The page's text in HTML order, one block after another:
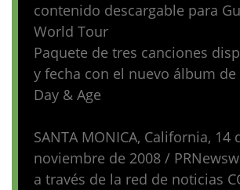
contenido descargable para
World Tour
Paquete de tres canciones
y fecha con el nuevo álbum de
Day & Age
SANTA MONICA, California, 14
noviembre de 2008 /
a través de la red de noticias